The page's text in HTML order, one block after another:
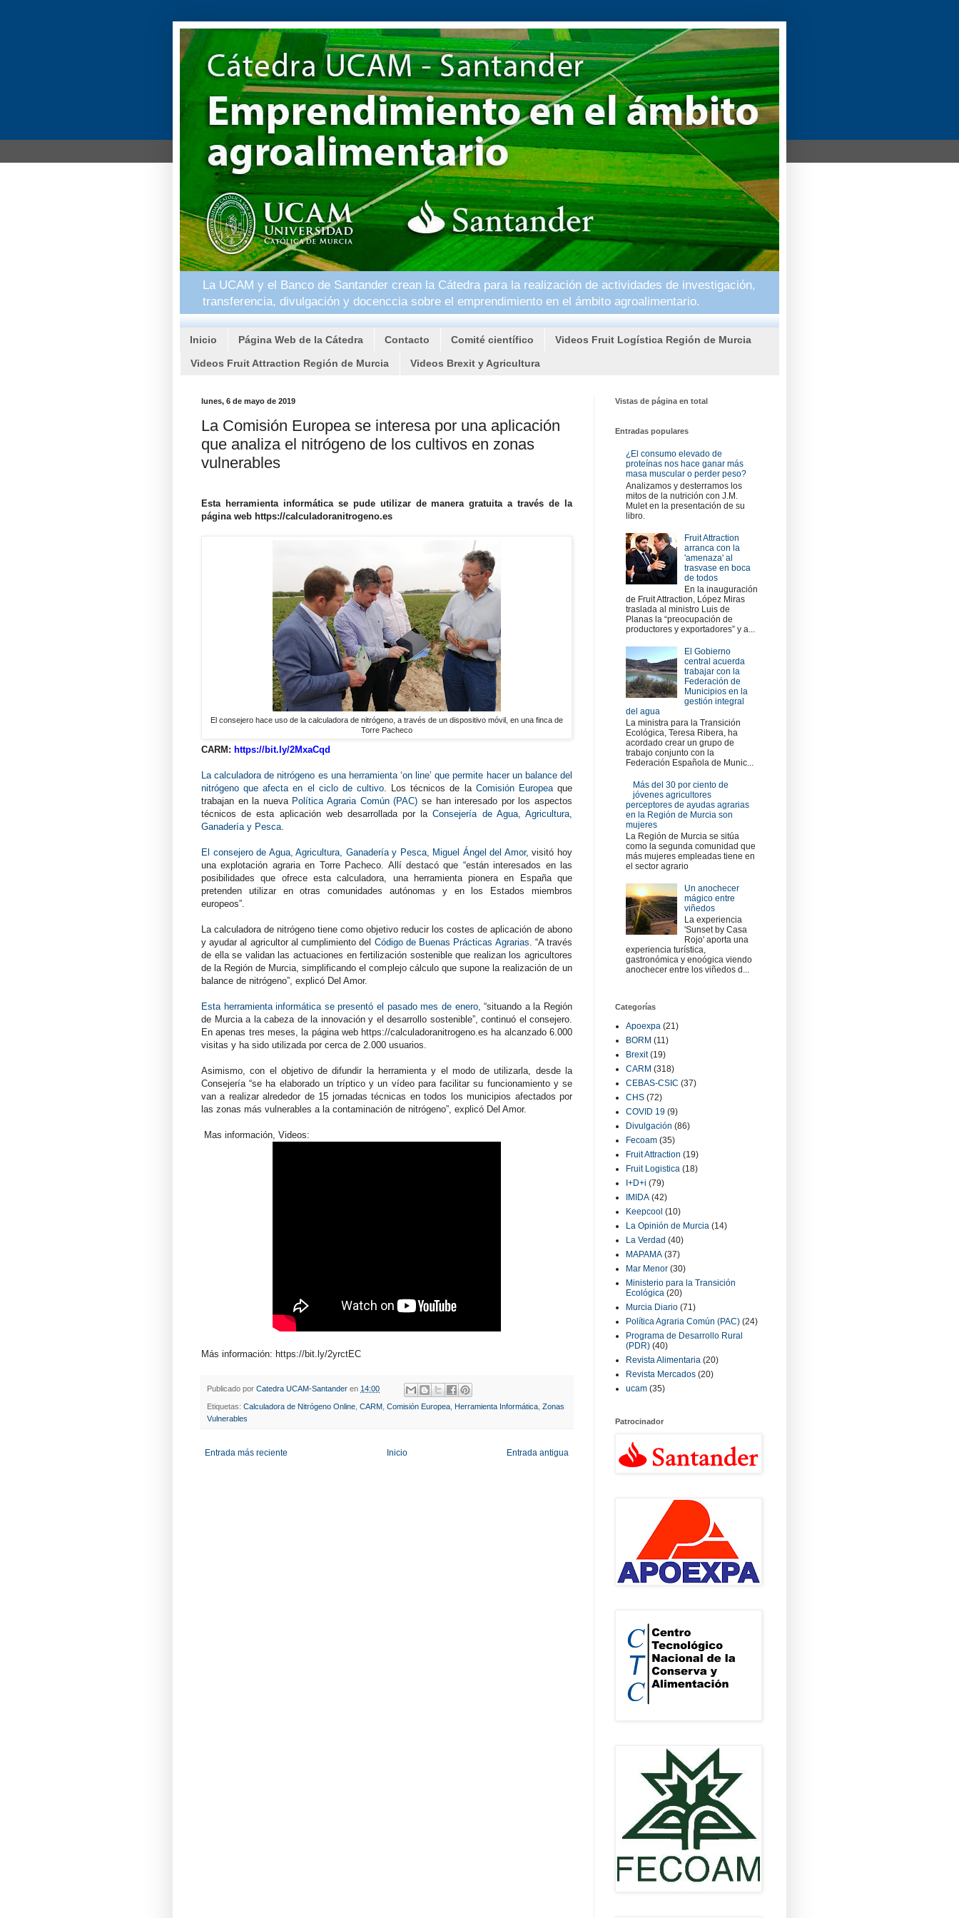
La UCAM y el Banco de Santander crean la Cátedra para la realización de actividades de investigación,
transferencia, divulgación y docenccia sobre el emprendimiento en el ámbito agroalimentario.
Inicio Página Web de la Cátedra Contacto Comité científico Videos Fruit Logística Región de Murcia
Videos Fruit Attraction Región de Murcia Videos Brexit y Agricultura
lunes, 6 de mayo de 2019
La Comisión Europea se interesa por una aplicación
que analiza el nitrógeno de los cultivos en zonas
vulnerables
Esta herramienta informática se pude utilizar de manera gratuita a través de la
página web https://calculadoranitrogeno.es
El consejero hace uso de la calculadora de nitrógeno, a través de un dispositivo móvil, en una finca de
Torre Pacheco
CARM: https://bit.ly/2MxaCqd
La calculadora de nitrógeno es una herramienta ‘on line’ que permite hacer un balance del
nitrógeno que afecta en el ciclo de cultivo. Los técnicos de la Comisión Europeaque
trabajan en la nueva Política Agraria Común (PAC) se han interesado por los aspectos
técnicos de esta aplicación web desarrollada por laConsejería de Agua, Agricultura,
Ganadería y Pesca.
El consejero de Agua, Agricultura, Ganadería y Pesca, Miguel Ángel del Amor, visitó hoy
una explotación agraria en Torre Pacheco. Allí destacó que “están interesados en las
posibilidades que ofrece esta calculadora, una herramienta pionera en España que
pretenden utilizar en otras comunidades autónomas y en los Estados miembros
europeos”.
La calculadora de nitrógeno tiene como objetivo reducir los costes de aplicación de abono
y ayudar al agricultor al cumplimiento del Código de Buenas Prácticas Agrarias. “A través
de ella se validan las actuaciones en fertilización sostenible que realizan los agricultores
de la Región de Murcia, simplificando el complejo cálculo que supone la realización de un
balance de nitrógeno”, explicó Del Amor.
Esta herramienta informática se presentó el pasado mes de enero, “situando a la Región
de Murcia a la cabeza de la innovación y el desarrollo sostenible”, continuó el consejero.
En apenas tres meses, la página web https://calculadoranitrogeno.es ha alcanzado 6.000
visitas y ha sido utilizada por cerca de 2.000 usuarios.
Asimismo, con el objetivo de difundir la herramienta y el modo de utilizarla, desde la
Consejería “se ha elaborado un tríptico y un vídeo para facilitar su funcionamiento y se
van a realizar alrededor de 15 jornadas técnicas en todos los municipios afectados por
las zonas más vulnerables a la contaminación de nitrógeno”, explicó Del Amor.
Mas información, Videos:
Más información: https://bit.ly/2yrctEC
Publicado por Catedra UCAM-Santander en 14:00
Etiquetas: Calculadora de Nitrógeno Online CARM Comisión Europea Herramienta Informática Zonas
Vulnerables
Entrada más reciente Entrada antigua
Inicio
Vistas de página en total
Entradas populares
¿El consumo elevado de
proteínas nos hace ganar más
masa muscular o perder peso?
Analizamos y desterramos los
mitos de la nutrición con J.M.
Mulet en la presentación de su
libro.
Fruit Attraction
arranca con la
'amenaza' al
trasvase en boca
de todos
En la inauguración
de Fruit Attraction, López Miras
traslada al ministro Luis de
Planas la “preocupación de
productores y exportadores” y a...
El Gobierno
central acuerda
trabajar con la
Federación de
Municipios en la
gestión integral
del agua
La ministra para la Transición
Ecológica, Teresa Ribera, ha
acordado crear un grupo de
trabajo conjunto con la
Federación Española de Munic...
Más del 30 por ciento de
jóvenes agricultores
perceptores de ayudas agrarias
en la Región de Murcia son
mujeres
La Región de Murcia se sitúa
como la segunda comunidad que
más mujeres empleadas tiene en
el sector agrario
Un anochecer
mágico entre
viñedos
La experiencia
'Sunset by Casa
Rojo' aporta una
experiencia turística,
gastronómica y enoógica viendo
anochecer entre los viñedos d...
Categorías
Apoexpa (21)
BORM (11)
Brexit (19)
CARM (318)
CEBAS-CSIC (37)
CHS (72)
COVID 19 (9)
Divulgación (86)
Fecoam (35)
Fruit Attraction (19)
Fruit Logistica (18)
I+D+i (79)
IMIDA (42)
Keepcool (10)
La Opinión de Murcia (14)
La Verdad (40)
MAPAMA (37)
Mar Menor (30)
Ministerio para la Transición
Ecológica (20)
Murcia Diario (71)
Política Agraria Común (PAC) (24)
Programa de Desarrollo Rural
(PDR) (40)
Revista Alimentaria (20)
Revista Mercados (20)
ucam (35)
Patrocinador